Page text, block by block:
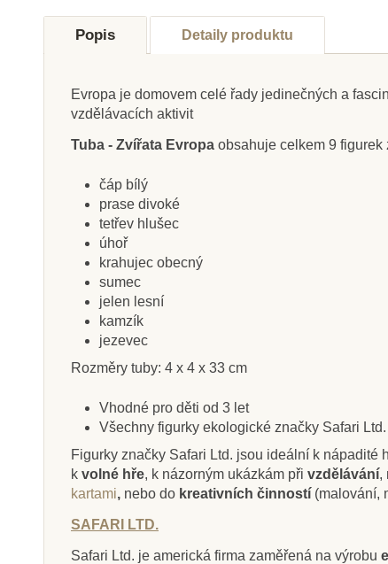
Do školy
Skladem
Safari Ltd. Mládě slona
afrického
117 Kč
Přidat do košíku
Do školy
Safari
Popis Detaily produktu
Evropa je domovem celé řady jedinečných a
vzdělávacích aktivit
Tuba - Zvířata Evropa obsahuje celkem 9 figurek
čáp bílý
prase divoké
tetřev hlušec
úhoř
krahujec obecný
sumec
jelen lesní
kamzík
jezevec
Rozměry tuby: 4 x 4 x 33 cm
Vhodné pro děti od 3 let
Všechny figurky ekologické značky Safari
Figurky značky Safari Ltd. jsou ideální k nápadité
k volné hře, k názorným ukázkám při vzdělávání,
kartami, nebo do kreativních činností (malování,
SAFARI LTD.
Safari Ltd. je americká firma zaměřená na výrobu